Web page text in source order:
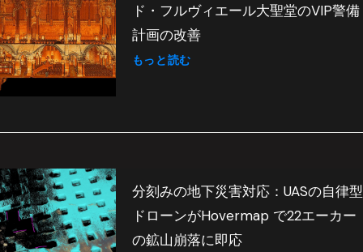
ド・フルヴィエール大聖堂のVIP警備
計画の改善
もっと読む
分刻みの地下災害対応：UASの自律型
ドローンがHovermap で22エーカー
の鉱山崩落に即応